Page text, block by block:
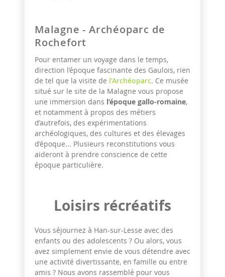
Malagne - Archéoparc de
Rochefort
Pour entamer un voyage dans le temps,
direction l’époque fascinante des Gaulois, rien
de tel que la visite de l’Archéoparc. Ce musée
situé sur le site de la Malagne vous propose
une immersion dans l’époque gallo-romaine,
et notamment à propos des métiers
d’autrefois, des expérimentations
archéologiques, des cultures et des élevages
d’époque... Plusieurs reconstitutions vous
aideront à prendre conscience de cette
époque particulière.
Loisirs récréatifs
Vous séjournez à Han-sur-Lesse avec des
enfants ou des adolescents ? Ou alors, vous
avez simplement envie de vous détendre avec
une activité divertissante, en famille ou entre
amis ? Nous avons rassemblé pour vous